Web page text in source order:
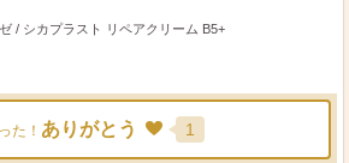
/ シカプラスト リペアクリーム B5+
た！ ありがとう 1